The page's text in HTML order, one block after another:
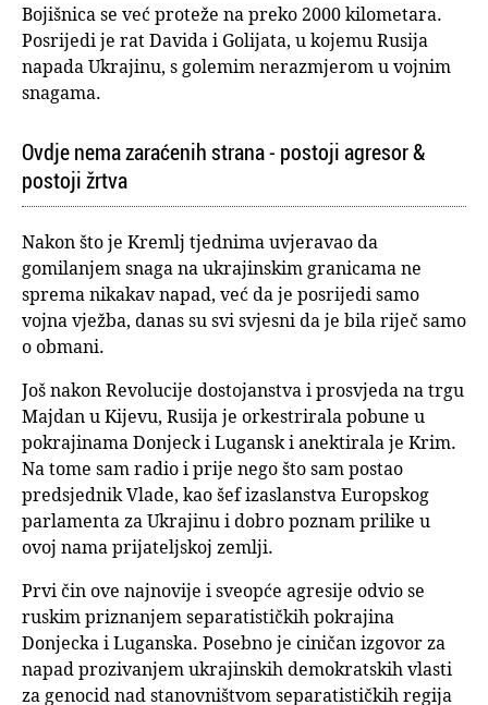
Bojišnica se već proteže na preko 2000 kilometara.
Posrijedi je rat Davida i Golijata, u kojemu Rusija
napada Ukrajinu, s golemim nerazmjerom u vojnim
snagama.
Ovdje nema zaraćenih strana - postoji agresor &
postoji žrtva
Nakon što je Kremlj tjednima uvjeravao da
gomilanjem snaga na ukrajinskim granicama ne
sprema nikakav napad, već da je posrijedi samo
vojna vježba, danas su svi svjesni da je bila riječ samo
o obmani.
Još nakon Revolucije dostojanstva i prosvjeda na trgu
Majdan u Kijevu, Rusija je orkestrirala pobune u
pokrajinama Donjeck i Lugansk i anektirala je Krim.
Na tome sam radio i prije nego što sam postao
predsjednik Vlade, kao šef izaslanstva Europskog
parlamenta za Ukrajinu i dobro poznam prilike u
ovoj nama prijateljskoj zemlji.
Prvi čin ove najnovije i sveopće agresije odvio se
ruskim priznanjem separatističkih pokrajina
Donjecka i Luganska. Posebno je ciničan izgovor za
napad prozivanjem ukrajinskih demokratskih vlasti
za genocid nad stanovništvom separatističkih regija